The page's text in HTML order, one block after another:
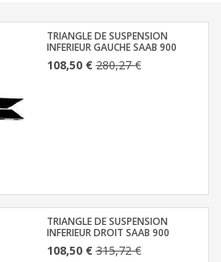
TRIANGLE DE SUSPENSION
INFERIEUR GAUCHE SAAB 900
108,50 €280,27 €
TRIANGLE DE SUSPENSION
INFERIEUR DROIT SAAB 900
108,50 €315,72 €